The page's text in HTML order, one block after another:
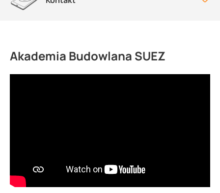
Akademia Budowlana SUEZ